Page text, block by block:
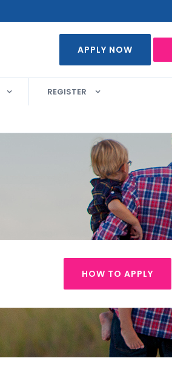
APPLY NOW
REGISTER
HOW TO APPLY